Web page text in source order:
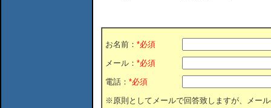
お名前： *必須
メール： *必須
電話： *必須
※原則としてメールで回答致しますが、メー